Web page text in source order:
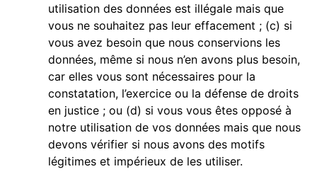
utilisation des données est illégale mais que
vous ne souhaitez pas leur effacement ; (c) si
vous avez besoin que nous conservions les
données, même si nous n’en avons plus besoin,
car elles vous sont nécessaires pour la
constatation, l’exercice ou la défense de droits
en justice ; ou (d) si vous vous êtes opposé à
notre utilisation de vos données mais que nous
devons vérifier si nous avons des motifs
légitimes et impérieux de les utiliser.